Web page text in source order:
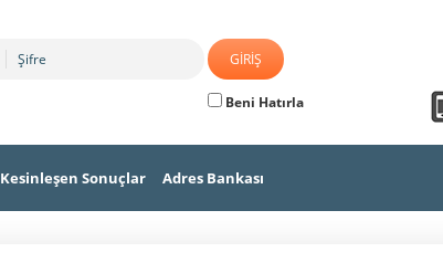
Beni Hatırla
Kesinleşen Sonuçlar Adres Bankası